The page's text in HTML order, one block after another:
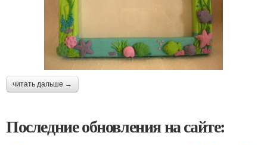
читать дальше →
Последние обновления на сайте: